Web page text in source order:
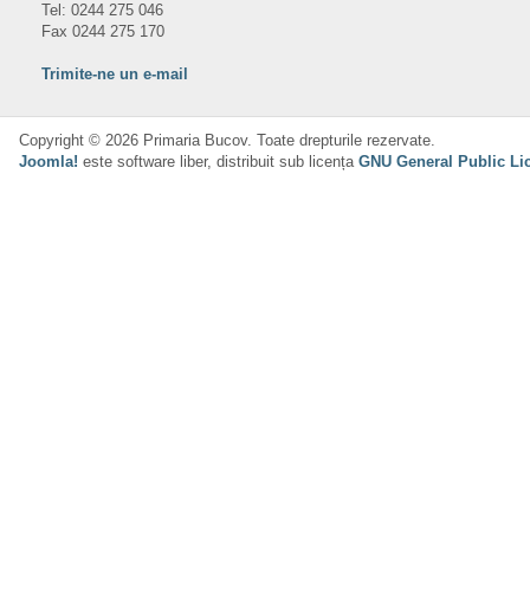
Tel: 0244 275 046
Fax 0244 275 170
Trimite-ne un e-mail
Copyright © 2026 Primaria Bucov. Toate drepturile rezervate.
Joomla! este software liber, distribuit sub licența GNU General Public